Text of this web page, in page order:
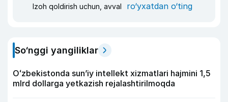
Izoh qoldirish uchun, avval ro‘yxatdan o‘ting
So‘nggi yangiliklar
Oʻzbekistonda sunʼiy intellekt xizmatlari hajmini 1,5
mlrd dollarga yetkazish rejalashtirilmoqda